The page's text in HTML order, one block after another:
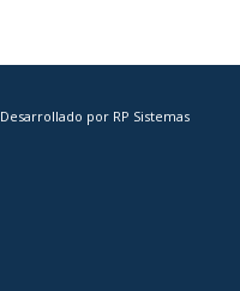
Desarrollado por RP Sistemas